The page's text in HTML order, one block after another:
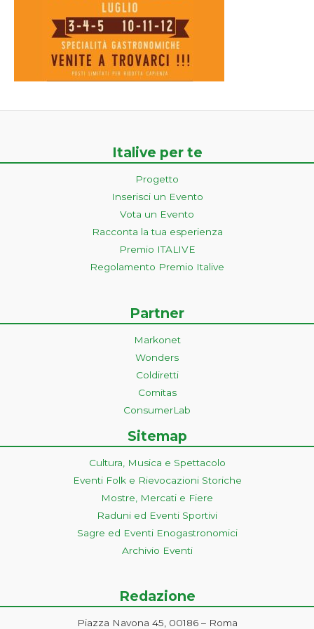
Italive per te
Progetto
Inserisci un Evento
Vota un Evento
Racconta la tua esperienza
Premio ITALIVE
Regolamento Premio Italive
Partner
Markonet
Wonders
Coldiretti
Comitas
ConsumerLab
Sitemap
Cultura, Musica e Spettacolo
Eventi Folk e Rievocazioni Storiche
Mostre, Mercati e Fiere
Raduni ed Eventi Sportivi
Sagre ed Eventi Enogastronomici
Archivio Eventi
Redazione
Piazza Navona 45, 00186 – Roma